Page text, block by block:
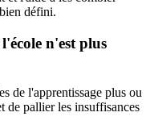
défini.
n'est plus
de l'apprentissage plus ou
de pallier les insuffisances